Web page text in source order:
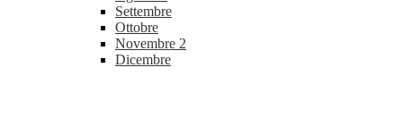
Settembre
Ottobre
Novembre 2
Dicembre